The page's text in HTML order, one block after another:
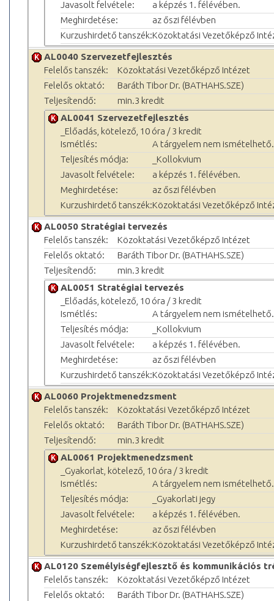
Javasolt felvétele:
a képzés 1. félévében.
Meghirdetése:
az őszi félévben
Kurzushirdető tanszék:Közoktatási Vezetőképző
AL0040 Szervezetfejlesztés
Felelős tanszék:
Közoktatási Vezetőképző Intézet
Felelős oktató:
Baráth Tibor Dr. (BATHAHS.SZE)
Teljesítendő:
min.3 kredit
AL0041 Szervezetfejlesztés
_Előadás, kötelező, 10 óra / 3 kredit
Ismétlés:
A tárgyelem nem ismételhető.
Teljesítés módja:
_Kollokvium
Javasolt felvétele:
a képzés 1. félévében.
Meghirdetése:
az őszi félévben
Kurzushirdető tanszék:Közoktatási Vezetőképző
AL0050 Stratégiai tervezés
Felelős tanszék:
Közoktatási Vezetőképző Intézet
Felelős oktató:
Baráth Tibor Dr. (BATHAHS.SZE)
Teljesítendő:
min.3 kredit
AL0051 Stratégiai tervezés
_Előadás, kötelező, 10 óra / 3 kredit
Ismétlés:
A tárgyelem nem ismételhető.
Teljesítés módja:
_Kollokvium
Javasolt felvétele:
a képzés 1. félévében.
Meghirdetése:
az őszi félévben
Kurzushirdető tanszék:Közoktatási Vezetőképző
AL0060 Projektmenedzsment
Felelős tanszék:
Közoktatási Vezetőképző Intézet
Felelős oktató:
Baráth Tibor Dr. (BATHAHS.SZE)
Teljesítendő:
min.3 kredit
AL0061 Projektmenedzsment
_Gyakorlat, kötelező, 10 óra / 3 kredit
Ismétlés:
A tárgyelem nem ismételhető.
Teljesítés módja:
_Gyakorlati jegy
Javasolt felvétele:
a képzés 1. félévében.
Meghirdetése:
az őszi félévben
Kurzushirdető tanszék:Közoktatási Vezetőképző
AL0120 Személyiségfejlesztő és kommunikációs
Felelős tanszék:
Közoktatási Vezetőképző Intézet
Felelős oktató:
Baráth Tibor Dr. (BATHAHS.SZE)